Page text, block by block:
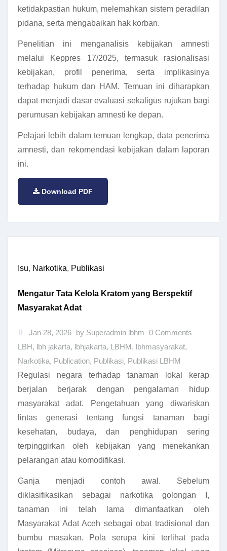
ketidakpastian hukum, melemahkan sistem peradilan
pidana, serta mengabaikan hak korban.
Penelitian ini menganalisis kebijakan amnesti
melalui Keppres 17/2025, termasuk rasionalisasi
kebijakan, profil penerima, serta implikasinya
terhadap hukum dan HAM. Temuan ini diharapkan
dapat menjadi dasar evaluasi sekaligus rujukan bagi
perumusan kebijakan amnesti ke depan.
Pelajari lebih dalam temuan lengkap, data penerima
amnesti, dan rekomendasi kebijakan dalam laporan
ini.
Download PDF
Isu, Narkotika, Publikasi
Mengatur Tata Kelola Kratom yang Berspektif
Masyarakat Adat
Jan 28, 2026 by Superadmin lbhm 0 Comments
LBH, lbh jakarta, lbhjakarta, LBHM, lbhmasyarakat,
Narkotika, Publication, Publikasi, Publikasi LBHM
Regulasi negara terhadap tanaman lokal kerap
berjalan berjarak dengan pengalaman hidup
masyarakat adat. Pengetahuan yang diwariskan
lintas generasi tentang fungsi tanaman bagi
kesehatan, budaya, dan penghidupan sering
terpinggirkan oleh kebijakan yang menekankan
pelarangan atau komodifikasi.
Ganja menjadi contoh awal. Sebelum
diklasifikasikan sebagai narkotika golongan I,
tanaman ini telah lama dimanfaatkan oleh
Masyarakat Adat Aceh sebagai obat tradisional dan
bumbu masakan. Pola serupa kini terlihat pada